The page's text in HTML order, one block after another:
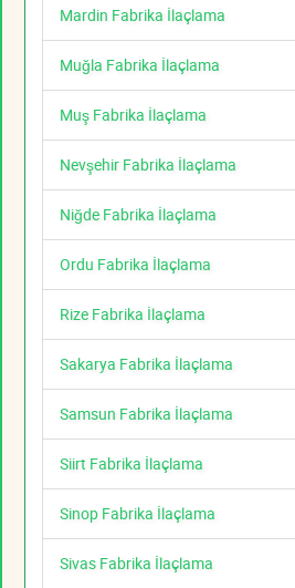
Mardin Fabrika İlaçlama
Muğla Fabrika İlaçlama
Muş Fabrika İlaçlama
Nevşehir Fabrika İlaçlama
Niğde Fabrika İlaçlama
Ordu Fabrika İlaçlama
Rize Fabrika İlaçlama
Sakarya Fabrika İlaçlama
Samsun Fabrika İlaçlama
Siirt Fabrika İlaçlama
Sinop Fabrika İlaçlama
Sivas Fabrika İlaçlama